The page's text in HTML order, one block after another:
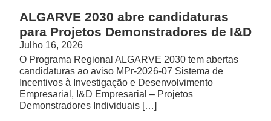
ALGARVE 2030 abre candidaturas
para Projetos Demonstradores de I&D
Julho 16, 2026
O Programa Regional ALGARVE 2030 tem abertas
candidaturas ao aviso MPr-2026-07 Sistema de
Incentivos à Investigação e Desenvolvimento
Empresarial, I&D Empresarial – Projetos
Demonstradores Individuais […]